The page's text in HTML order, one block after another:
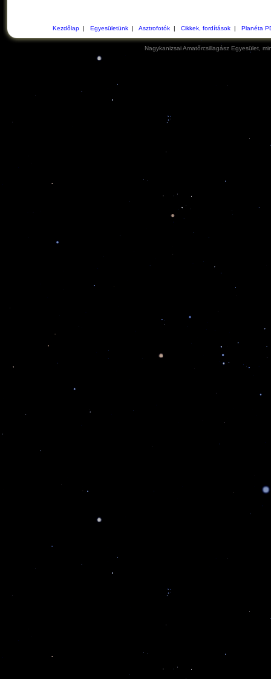
Kezdőlap| Egyesületünk| Asztrofotók| Cikkek, fordítások| Planéta
Nagykanizsai Amatőrcsillagász Egyesület,